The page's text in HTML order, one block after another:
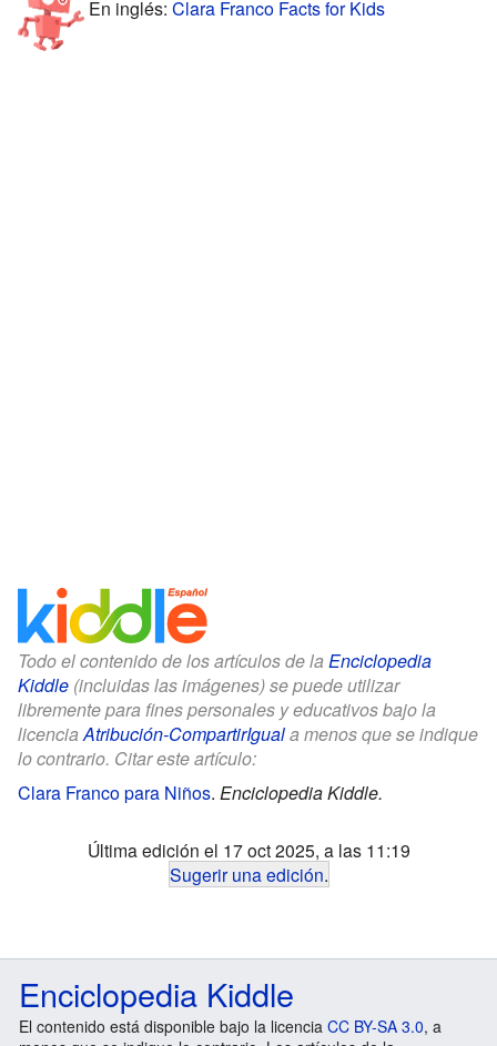
En inglés: Clara Franco Facts for Kids
Todo el contenido de los artículos de la Enciclopedia
Kiddle (incluidas las imágenes) se puede utilizar
libremente para fines personales y educativos bajo la
licenciaAtribución-CompartirIguala menos que se indique
lo contrario. Citar este artículo:
Clara Franco para Niños. Enciclopedia Kiddle.
Última edición el 17 oct 2025, a las 11:19
Sugerir una edición.
Enciclopedia Kiddle
El contenido está disponible bajo la licencia CC BY-SA 3.0, a